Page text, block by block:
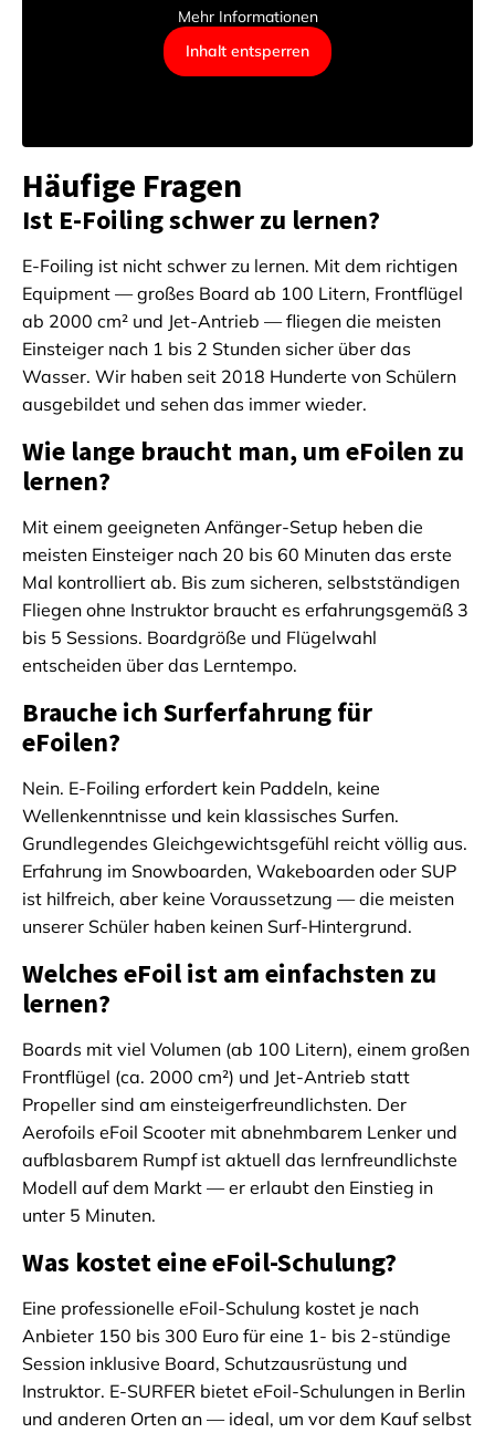
Mehr Informationen
Inhalt entsperren
Häufige Fragen
Ist E-Foiling schwer zu lernen?
E-Foiling ist nicht schwer zu lernen. Mit dem richtigen
Equipment — großes Board ab 100 Litern, Frontflügel
ab 2000 cm² und Jet-Antrieb — fliegen die meisten
Einsteiger nach 1 bis 2 Stunden sicher über das
Wasser. Wir haben seit 2018 Hunderte von Schülern
ausgebildet und sehen das immer wieder.
Wie lange braucht man, um eFoilen zu
lernen?
Mit einem geeigneten Anfänger-Setup heben die
meisten Einsteiger nach 20 bis 60 Minuten das erste
Mal kontrolliert ab. Bis zum sicheren, selbstständigen
Fliegen ohne Instruktor braucht es erfahrungsgemäß 3
bis 5 Sessions. Boardgröße und Flügelwahl
entscheiden über das Lerntempo.
Brauche ich Surferfahrung für
eFoilen?
Nein. E-Foiling erfordert kein Paddeln, keine
Wellenkenntnisse und kein klassisches Surfen.
Grundlegendes Gleichgewichtsgefühl reicht völlig aus.
Erfahrung im Snowboarden, Wakeboarden oder SUP
ist hilfreich, aber keine Voraussetzung — die meisten
unserer Schüler haben keinen Surf-Hintergrund.
Welches eFoil ist am einfachsten zu
lernen?
Boards mit viel Volumen (ab 100 Litern), einem großen
Frontflügel (ca. 2000 cm²) und Jet-Antrieb statt
Propeller sind am einsteigerfreundlichsten. Der
Aerofoils eFoil Scooter mit abnehmbarem Lenker und
aufblasbarem Rumpf ist aktuell das lernfreundlichste
Modell auf dem Markt — er erlaubt den Einstieg in
unter 5 Minuten.
Was kostet eine eFoil-Schulung?
Eine professionelle eFoil-Schulung kostet je nach
Anbieter 150 bis 300 Euro für eine 1- bis 2-stündige
Session inklusive Board, Schutzausrüstung und
Instruktor. E-SURFER bietet eFoil-Schulungen in Berlin
und anderen Orten an — ideal, um vor dem Kauf selbst